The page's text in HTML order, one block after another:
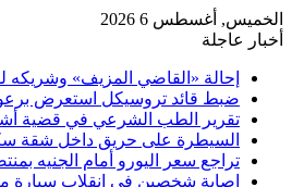
الخميس, أغسطس 6 2026
أخبار عاجلة
إحالة «القاضي المزيف» وشريكه
ضبط قائد تروسيكل استعرض
تقرير الطب الشرعي في قضية
السيطرة على حريق داخل شقة
تراجع سعر اليورو أمام الجنيه
إصابة شخصين في انقلاب سيارة